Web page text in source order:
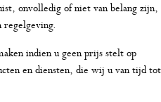
onvolledig of niet van belang zijn,
indien u geen prijs stelt op
en diensten, die wij u van tijd tot